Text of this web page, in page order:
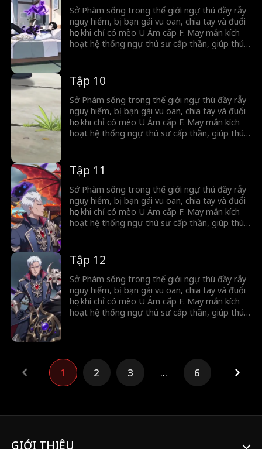
Sở Phàm sống trong thế giới ngự thú đầy rẫy
nguy hiểm, bị bạn gái vu oan, chia tay và đuổi
học khi chỉ có mèo U Ám cấp F. May mắn kích
hoạt hệ thống ngự thú sư cấp thần, giúp thú
khao khát trở thành thần.
Tập 10
Sở Phàm sống trong thế giới ngự thú đầy rẫy
nguy hiểm, bị bạn gái vu oan, chia tay và đuổi
học khi chỉ có mèo U Ám cấp F. May mắn kích
hoạt hệ thống ngự thú sư cấp thần, giúp thú
khao khát trở thành thần.
Tập 11
Sở Phàm sống trong thế giới ngự thú đầy rẫy
nguy hiểm, bị bạn gái vu oan, chia tay và đuổi
học khi chỉ có mèo U Ám cấp F. May mắn kích
hoạt hệ thống ngự thú sư cấp thần, giúp thú
khao khát trở thành thần.
Tập 12
Sở Phàm sống trong thế giới ngự thú đầy rẫy
nguy hiểm, bị bạn gái vu oan, chia tay và đuổi
học khi chỉ có mèo U Ám cấp F. May mắn kích
hoạt hệ thống ngự thú sư cấp thần, giúp thú
1 2 3 ... 6
GIỚI THIỆU